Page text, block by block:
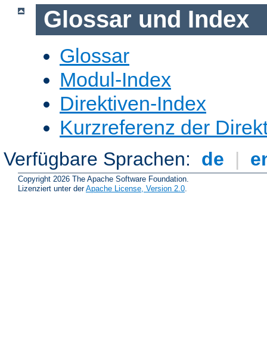
Glossar und Index
Glossar
Modul-Index
Direktiven-Index
Kurzreferenz der
Verfügbare Sprachen: de |
Copyright 2026 The Apache Software Foundation.
Lizenziert unter derApache License, Version 2.0.